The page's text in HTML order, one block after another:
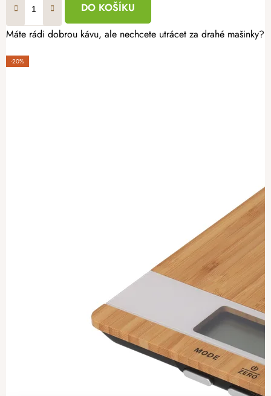
DO KOŠÍKU
Máte rádi dobrou kávu, ale nechcete utrácet za drahé mašinky?
-20%